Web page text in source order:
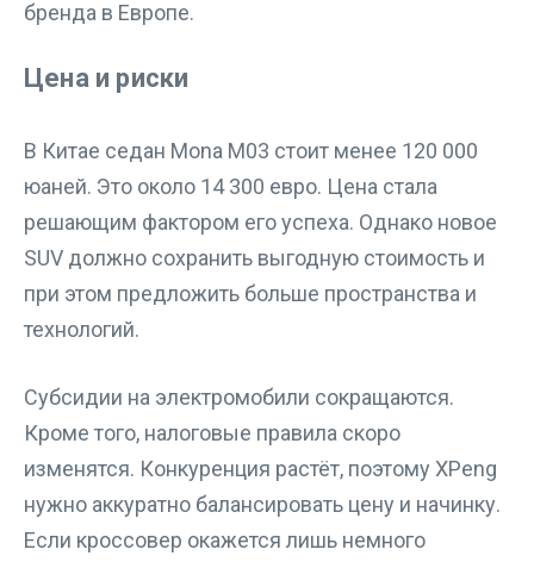
бренда в Европе.
Цена и риски
В Китае седан Mona M03 стоит менее 120 000
юаней. Это около 14 300 евро. Цена стала
решающим фактором его успеха. Однако новое
SUV должно сохранить выгодную стоимость и
при этом предложить больше пространства и
технологий.
Субсидии на электромобили сокращаются.
Кроме того, налоговые правила скоро
изменятся. Конкуренция растёт, поэтому XPeng
нужно аккуратно балансировать цену и начинку.
Если кроссовер окажется лишь немного